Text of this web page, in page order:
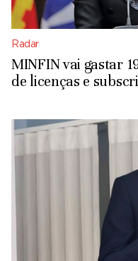
Radar
MINFIN vai gastar
de licenças e